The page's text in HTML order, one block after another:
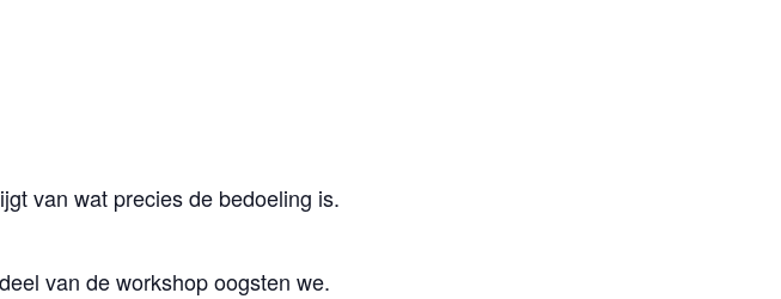
van wat precies de bedoeling is.
van de workshop oogsten we.